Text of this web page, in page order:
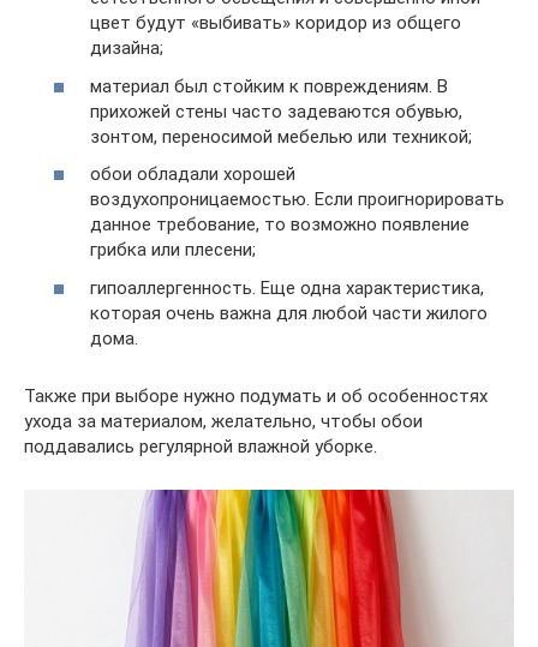
цвет будут «выбивать» коридор из общего
дизайна;
материал был стойким к повреждениям. В
прихожей стены часто задеваются обувью,
зонтом, переносимой мебелью или техникой;
обои обладали хорошей
воздухопроницаемостью. Если проигнорировать
данное требование, то возможно появление
грибка или плесени;
гипоаллергенность. Еще одна характеристика,
которая очень важна для любой части жилого
дома.
Также при выборе нужно подумать и об особенностях
ухода за материалом, желательно, чтобы обои
поддавались регулярной влажной уборке.